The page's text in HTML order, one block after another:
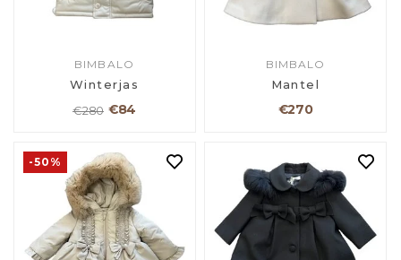
BIMBALO
Winterjas
€280 €84
BIMBALO
Mantel
€270
-50%